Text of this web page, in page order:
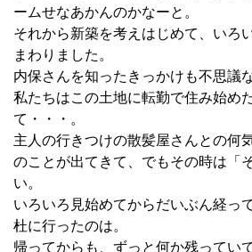
ームせなあかんのかなーと。
それから新築を考えはじめて、いろ
まわりました。
内保さんを知ったきっかけも不思議
私たちはこの土地に転勤で住み始め
て・・・。
主人の行きつけの散髪屋さんとの何
のことが出てきて、でもその時は「
い。
いろいろ見始めてからだいぶん経っ
杜に行ったのは。
帰ってからも、ずっと何か残ってい